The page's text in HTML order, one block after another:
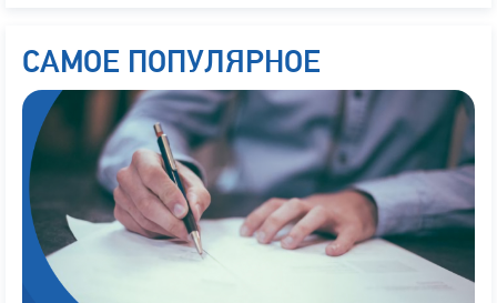
САМОЕ ПОПУЛЯРНОЕ